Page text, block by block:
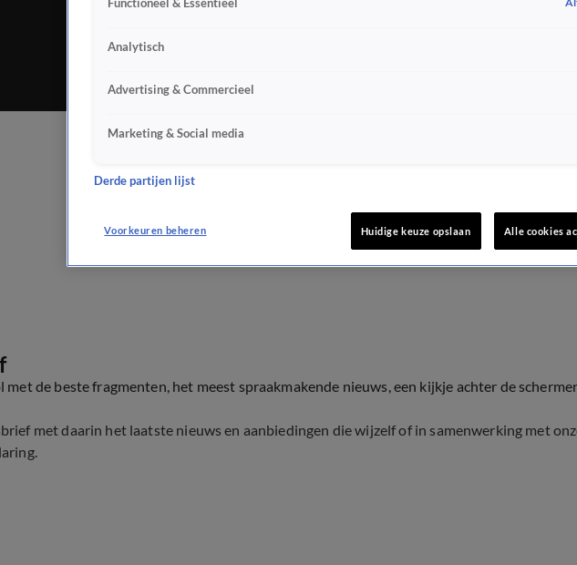
de beste fragmenten, het meest spraakmakende nieuws, een kijkje achter de
met daarin het laatste nieuws en aanbiedingen die wijzelf of in samenwerking met
.
Functioneel & Essentieel
Analytisch
Advertising & Commercieel
Marketing & Social media
Derde partijen lijst
Voorkeuren beheren Huidige keuze opslaan Alle cookies